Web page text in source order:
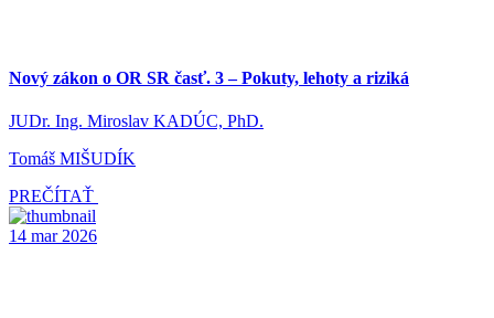
Nový zákon o OR SR časť. 3 – Pokuty, lehoty a riziká
JUDr. Ing. Miroslav KADÚC, PhD.
Tomáš MIŠUDÍK
PREČÍTAŤ
14 mar 2026